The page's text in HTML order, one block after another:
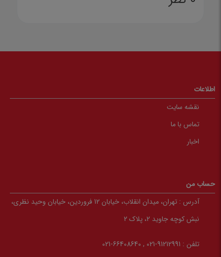
اطلاعات
نقشه سایت
تماس با ما
اخبار
حساب من
آدرس :
تهران، میدان انقلاب، خیابان 12 فروردین، خیابان وحید نظری،
نبش کوچه جاوید 2، پلاک 2
تلفن : 91212991-021 , 66408640-021